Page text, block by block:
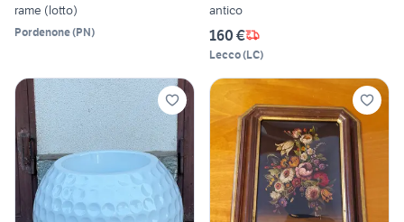
rame (lotto)
Pordenone(PN)
antico
160 €
Lecco(LC)